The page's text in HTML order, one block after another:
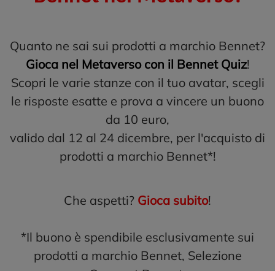
Quanto ne sai sui prodotti a marchio Bennet?
Gioca nel Metaverso con il Bennet Quiz!
Scopri le varie stanze con il tuo avatar, scegli
le risposte esatte e prova a vincere un buono
da 10 euro,
valido dal 12 al 24 dicembre, per l'acquisto di
prodotti a marchio Bennet*!
Che aspetti? Gioca subito!
*Il buono è spendibile esclusivamente sui
prodotti a marchio Bennet, Selezione